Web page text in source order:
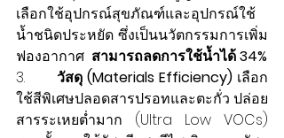
เลือกใช้อุปกรณ์สุขภัณฑ์และอุปกรณ์ใช้
น้ำชนิดประหยัด ซึ่งเป็นนวัตกรรมการเพิ่ม
ฟองอากาศ สามารถลดการใช้น้ำได้ 34%
3. วัสดุ (Materials Efficiency) เลือก
ใช้สีพิเศษปลอดสารปรอทและตะกั่ว ปล่อย
สารระเหยต่ำมาก (Ultra Low VOCs)